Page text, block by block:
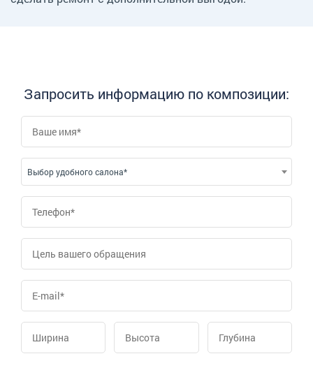
Запросить информацию по композиции:
Выбор удобного салона*